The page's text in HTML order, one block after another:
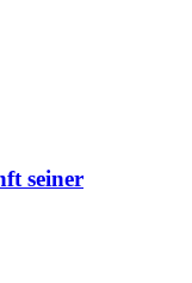
seiner